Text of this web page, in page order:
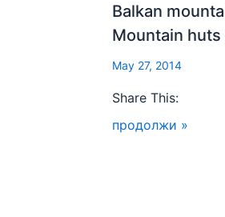
Balkan
Mountain
May 27, 2014
Share This:
продолжи »